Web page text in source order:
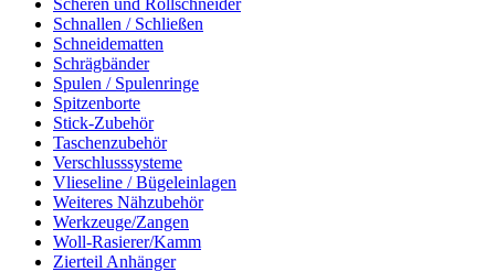
Scheren und Rollschneider
Schnallen / Schließen
Schneidematten
Schrägbänder
Spulen / Spulenringe
Spitzenborte
Stick-Zubehör
Taschenzubehör
Verschlusssysteme
Vlieseline / Bügeleinlagen
Weiteres Nähzubehör
Werkzeuge/Zangen
Woll-Rasierer/Kamm
Zierteil Anhänger